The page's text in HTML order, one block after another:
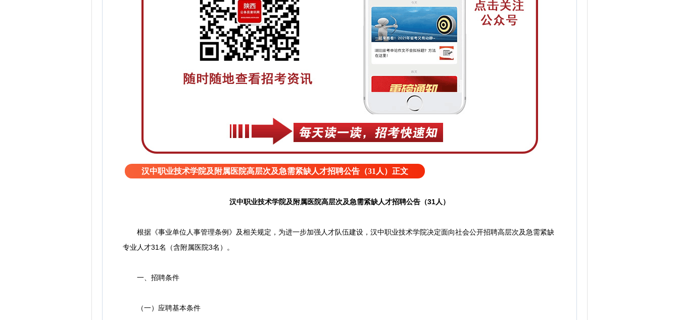
汉中职业技术学院及附属医院高层次及急需紧缺人才招聘公告（31人）正文
汉中职业技术学院及附属医院高层次及急需紧缺人才招聘公告（31人）
根据《事业单位人事管理条例》及相关规定，为进一步加强人才队伍建设，汉中职业技术学院决定面向社会公开招聘高层次及急需紧缺
专业人才31名（含附属医院3名）。
一、招聘条件
（一）应聘基本条件